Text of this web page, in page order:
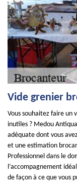
Vide grenier
Vous souhaitez faire un
inutiles ? Medou
adéquate dont vous
et une estimation
Professionnel dans le
l’accompagnement
de façon à ce que vous